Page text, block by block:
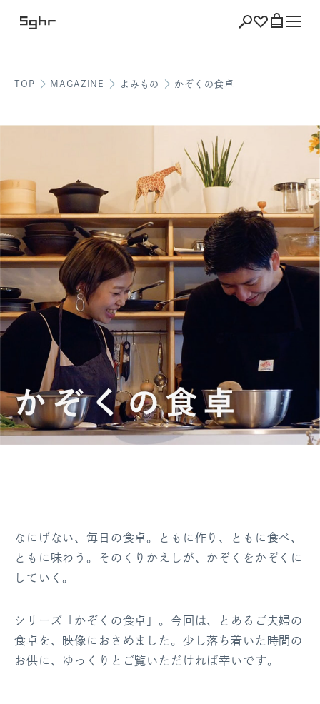
注文履歴
会員登録情報
ポイント
お気に入り
ログアウト
TOP MAGAZINE よみもの かぞくの食卓
なにげない、毎日の食卓。
ともに作り、ともに食べ、
ともに味わう。
そのくりかえしが、かぞくをかぞくに
していく。
シリーズ「かぞくの食卓」。今回は、とあるご夫婦の
食卓を、映像におさめました。少し落ち着いた時間の
お供に、ゆっくりとご覧いただければ幸いです。